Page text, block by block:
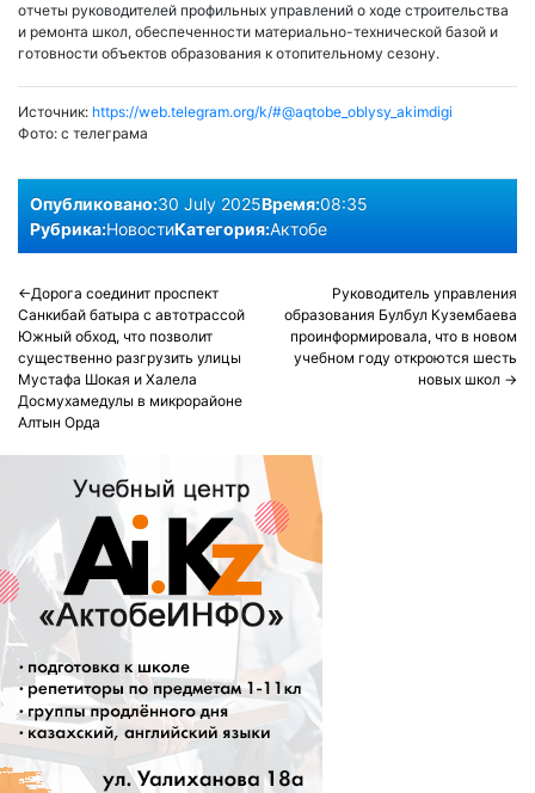
отчеты руководителей профильных управлений о ходе строительства
и ремонта школ, обеспеченности материально-технической базой и
готовности объектов образования к отопительному сезону.
Источник: https://web.telegram.org/k/#@aqtobe_oblysy_akimdigi
Фото: с телеграма
Опубликовано:30 July 2025Время:08:35
Рубрика:НовостиКатегория:Актобе
Post
navigation
Дорога соединит проспект
Санкибай батыра с автотрассой
Южный обход, что позволит
существенно разгрузить улицы
Мустафа Шокая и Халела
Досмухамедулы в микрорайоне
Алтын Орда
Руководитель управления
образования Булбул Кузембаева
проинформировала, что в новом
учебном году откроются шесть
новых школ